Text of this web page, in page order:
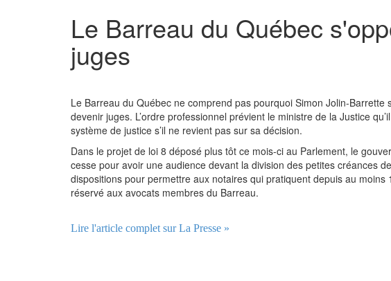
Le Barreau du Québec
juges
Le Barreau du Québec ne comprend pas pourquoi Simon Jolin-
devenir juges. L’ordre professionnel prévient le ministre de la Justice
système de justice s’il ne revient pas sur sa décision.
Dans le projet de loi 8 déposé plus tôt ce mois-ci au Parlement, le
cesse pour avoir une audience devant la division des petites créances
dispositions pour permettre aux notaires qui pratiquent depuis au moins
réservé aux avocats membres du Barreau.
Lire l'article complet sur La Presse »